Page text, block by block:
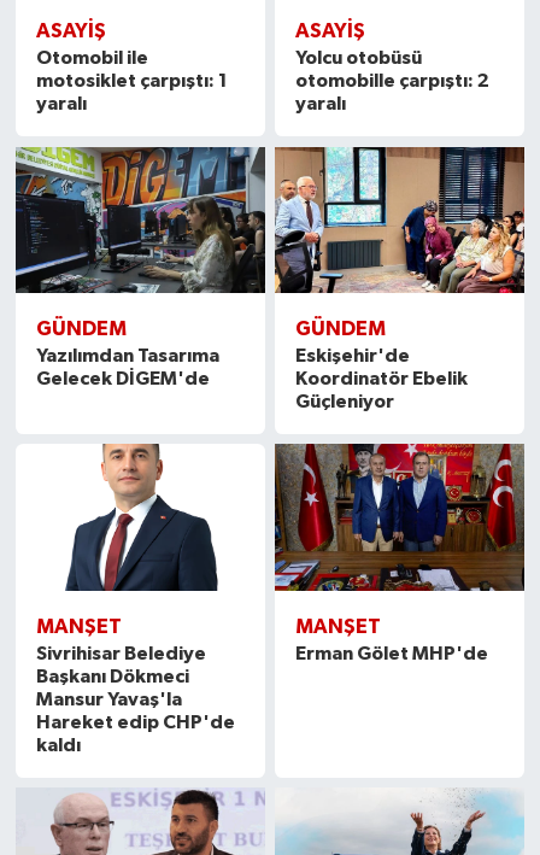
ASAYIŞ
Otomobil ile
motosiklet çarpıştı: 1
yaralı
ASAYIŞ
Yolcu otobüsü
otomobille çarpıştı: 2
yaralı
GÜNDEM
Yazılımdan Tasarıma
Gelecek DİGEM'de
GÜNDEM
Eskişehir'de
Koordinatör Ebelik
Güçleniyor
MANŞET
Sivrihisar Belediye
Başkanı Dökmeci
Mansur Yavaş'la
Hareket edip CHP'de
kaldı
MANŞET
Erman Gölet MHP'de